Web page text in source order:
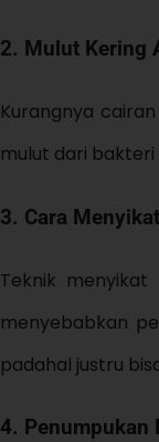
2. Mulut Kering
Kurangnya
mulut dari
3. Cara
Teknik
menyebabkan
padahal justru
4. Penumpukan